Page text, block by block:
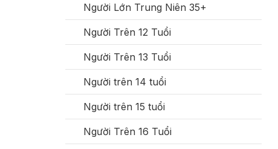
Người Lớn Trung Niên 35+
Người Trên 12 Tuổi
Người Trên 13 Tuổi
Người trên 14 tuổi
Người trên 15 tuổi
Người Trên 16 Tuổi